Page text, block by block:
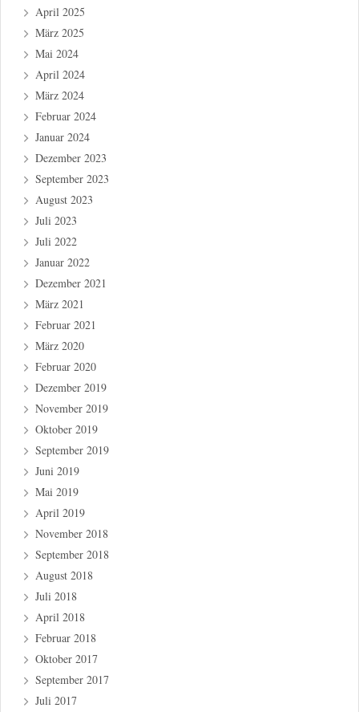
April 2025
März 2025
Mai 2024
April 2024
März 2024
Februar 2024
Januar 2024
Dezember 2023
September 2023
August 2023
Juli 2023
Juli 2022
Januar 2022
Dezember 2021
März 2021
Februar 2021
März 2020
Februar 2020
Dezember 2019
November 2019
Oktober 2019
September 2019
Juni 2019
Mai 2019
April 2019
November 2018
September 2018
August 2018
Juli 2018
April 2018
Februar 2018
Oktober 2017
September 2017
Juli 2017